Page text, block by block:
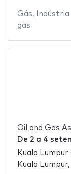
Gás,
gas
Oil and Gas
De 2 a 4
Kuala
Kuala